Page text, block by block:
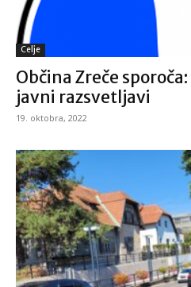
Celje
Občina Zreče
javni razsvetljavi
19. oktobra, 2022